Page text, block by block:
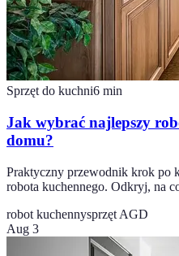
Sprzęt do kuchni6 min
Jak wybrać najlepszy
domu?
Praktyczny przewodnik krok po
robota kuchennego. Odkryj, na
robot kuchennysprzęt AGD
Aug 3